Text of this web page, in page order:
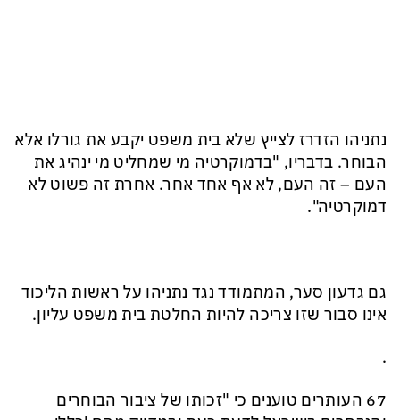
נתניהו הזדרז לצייץ שלא בית משפט יקבע את גורלו אלא
הבוחר. בדבריו, "בדמוקרטיה מי שמחליט מי ינהיג את
העם – זה העם, לא אף אחד אחר. אחרת זה פשוט לא
דמוקרטיה".
גם גדעון סער, המתמודד נגד נתניהו על ראשות הליכוד
אינו סבור שזו צריכה להיות החלטת בית משפט עליון.
.
67 העותרים טוענים כי "זכותו של ציבור הבוחרים